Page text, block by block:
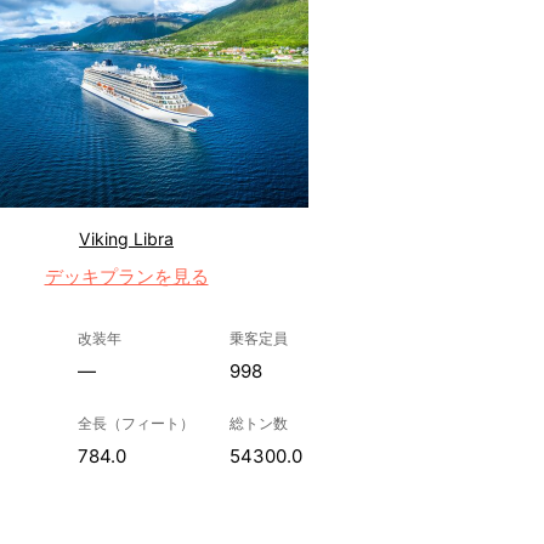
Viking Libra
デッキプランを見る
改装年
—
乗客定員
998
全長（フィート）
784.0
総トン数
54300.0